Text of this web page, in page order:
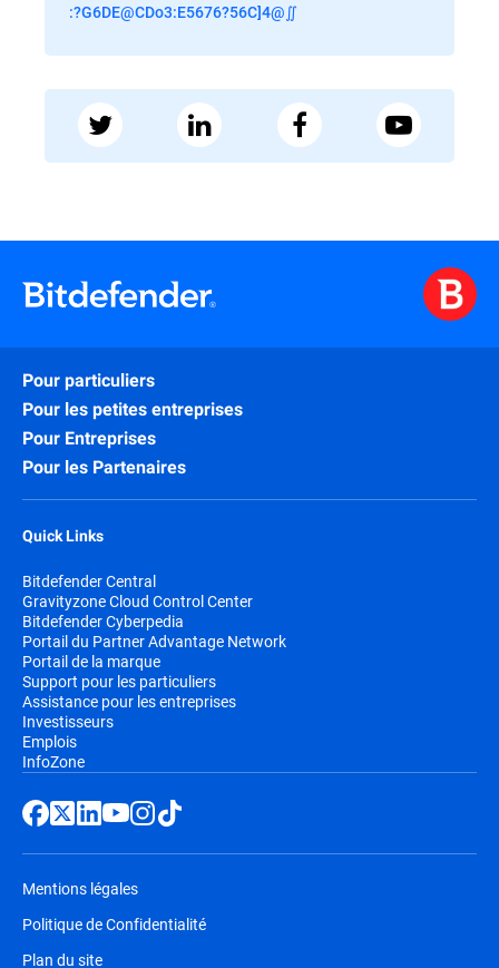
:?G6DE@CDo3:E5676?56C]4@∬
Pour particuliers
Pour les petites entreprises
Pour Entreprises
Pour les Partenaires
Quick Links
Bitdefender Central
Gravityzone Cloud Control Center
Bitdefender Cyberpedia
Portail du Partner Advantage Network
Portail de la marque
Support pour les particuliers
Assistance pour les entreprises
Investisseurs
Emplois
InfoZone
Mentions légales
Politique de Confidentialité
Plan du site